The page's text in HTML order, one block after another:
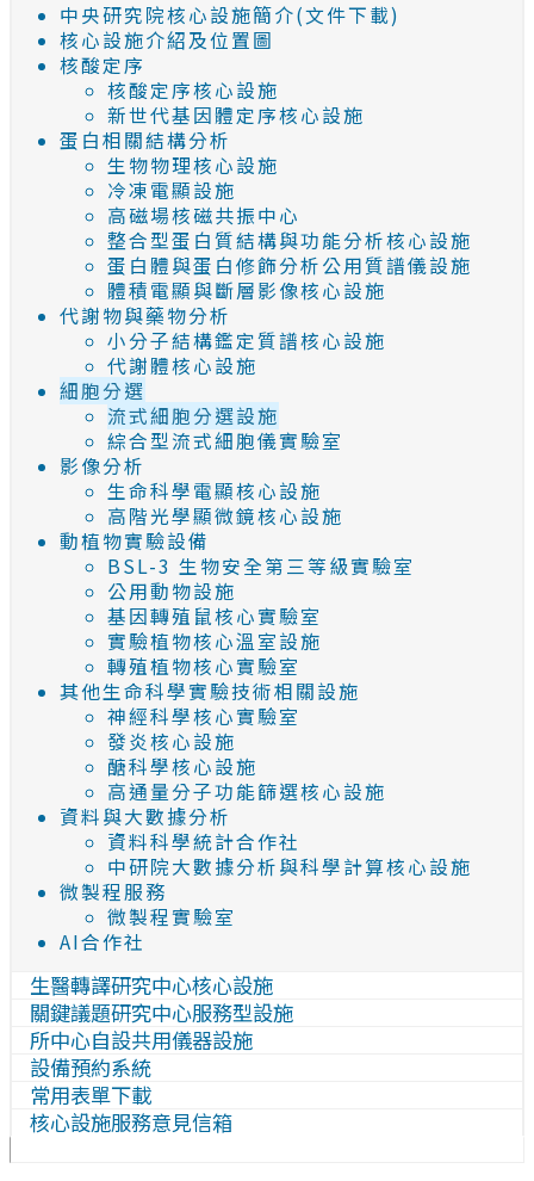
中央研究院核心設施簡介(文件下載)
核心設施介紹及位置圖
核酸定序
核酸定序核心設施
新世代基因體定序核心設施
蛋白相關結構分析
生物物理核心設施
冷凍電顯設施
高磁場核磁共振中心
整合型蛋白質結構與功能分析核心設施
蛋白體與蛋白修飾分析公用質譜儀設施
體積電顯與斷層影像核心設施
代謝物與藥物分析
小分子結構鑑定質譜核心設施
代謝體核心設施
細胞分選
流式細胞分選設施
綜合型流式細胞儀實驗室
影像分析
生命科學電顯核心設施
高階光學顯微鏡核心設施
動植物實驗設備
BSL-3 生物安全第三等級實驗室
公用動物設施
基因轉殖鼠核心實驗室
實驗植物核心溫室設施
轉殖植物核心實驗室
其他生命科學實驗技術相關設施
神經科學核心實驗室
發炎核心設施
醣科學核心設施
高通量分子功能篩選核心設施
資料與大數據分析
資料科學統計合作社
中研院大數據分析與科學計算核心設施
微製程服務
微製程實驗室
AI合作社
生醫轉譯研究中心核心設施
關鍵議題研究中心服務型設施
所中心自設共用儀器設施
設備預約系統
常用表單下載
核心設施服務意見信箱